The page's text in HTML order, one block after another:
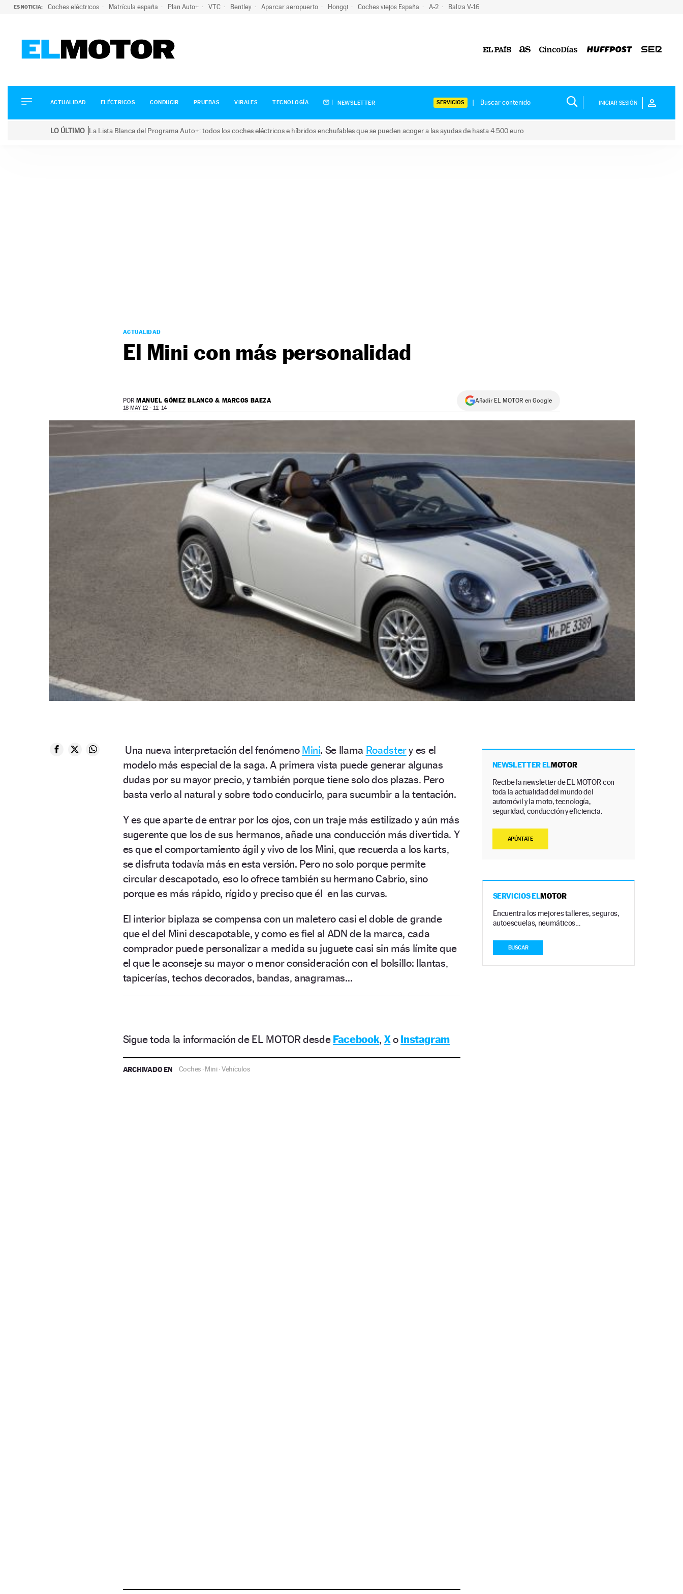
ES NOTICIA: Coches eléctricos Matrícula españa Plan Auto+ VTC Bentley Aparcar aeropuerto Hongqi Coches viejos España A-2 Baliza V-16
ELÉCTRICOS
CONDUCIR
ACTUALIDAD ELÉCTRICOS CONDUCIR PRUEBAS VIRALES TECNOLOGÍA NEWSLETTER SERVICIOS INICIAR SESIÓN
LO ÚLTIMO La Lista Blanca del Programa Auto+: todos los coches eléctricos e híbridos enchufables que se pueden acoger a las ayudas de hasta 4.500 euro
ACTUALIDAD
El Mini con más personalidad
POR MANUEL GÓMEZ BLANCO & MARCOS BAEZA
18 MAY 12 - 11: 14
Añadir EL MOTOR en Google
Una nueva interpretación del fenómeno Mini. Se llama Roadstery es el
modelo más especial de la saga. A primera vista puede generar algunas
dudas por su mayor precio, y también porque tiene solo dos plazas. Pero
basta verlo al natural y sobre todo conducirlo, para sucumbir a la tentación.
Y es que aparte de entrar por los ojos, con un traje más estilizado y aún más
sugerente que los de sus hermanos, añade una conducción más divertida. Y
es que el comportamiento ágil y vivo de los Mini, que recuerda a los karts,
se disfruta todavía más en esta versión. Pero no solo porque permite
circular descapotado, eso lo ofrece también su hermano Cabrio, sino
porque es más rápido, rígido y preciso que él en las curvas.
El interior biplaza se compensa con un maletero casi el doble de grande
que el del Mini descapotable, y como es fiel al ADN de la marca, cada
comprador puede personalizar a medida su juguete casi sin más límite que
el que le aconseje su mayor o menor consideración con el bolsillo: llantas,
tapicerías, techos decorados, bandas, anagramas…
Sigue toda la información de EL MOTOR desde Facebook, Xo Instagram
ARCHIVADO EN Coches ·Mini·Vehículos
NEWSLETTER ELMOTOR
Recibe la newsletter de EL MOTOR con
toda la actualidad del mundo del
automóvil y la moto, tecnología,
seguridad, conducción y eficiencia.
APÚNTATE
SERVICIOS ELMOTOR
Encuentra los mejores talleres, seguros,
autoescuelas, neumáticos…
BUSCAR